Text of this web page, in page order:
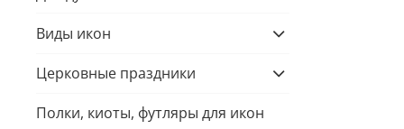
Виды икон
Церковные праздники
Полки, киоты, футляры для икон